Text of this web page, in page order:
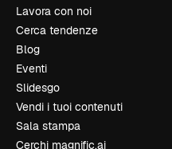
Lavora con noi
Cerca tendenze
Blog
Eventi
Slidesgo
Vendi i tuoi contenuti
Sala stampa
Cerchi magnific.ai